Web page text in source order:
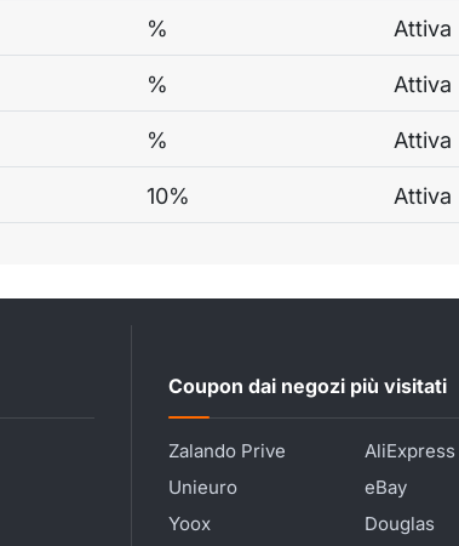
% Attiva
% Attiva
% Attiva
10% Attiva
Coupon dai negozi più visitati
Zalando Prive
AliExpress
Unieuro
eBay
Yoox
Douglas